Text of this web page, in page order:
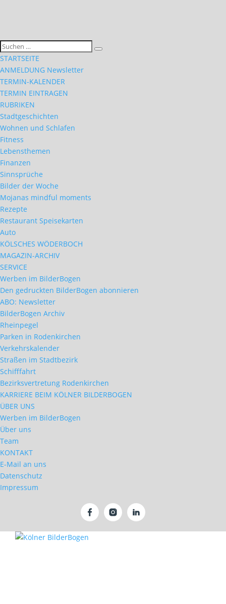
STARTSEITE
ANMELDUNG Newsletter
TERMIN-KALENDER
TERMIN EINTRAGEN
RUBRIKEN
Stadtgeschichten
Wohnen und Schlafen
Fitness
Lebensthemen
Finanzen
Sinnsprüche
Bilder der Woche
Mojanas mindful moments
Rezepte
Restaurant Speisekarten
Auto
KÖLSCHES WÖDERBOCH
MAGAZIN-ARCHIV
SERVICE
Werben im BilderBogen
Den gedruckten BilderBogen abonnieren
ABO: Newsletter
BilderBogen Archiv
Rheinpegel
Parken in Rodenkirchen
Verkehrskalender
Straßen im Stadtbezirk
Schifffahrt
Bezirksvertretung Rodenkirchen
KARRIERE BEIM KÖLNER BILDERBOGEN
ÜBER UNS
Werben im BilderBogen
Über uns
Team
KONTAKT
E-Mail an uns
Datenschutz
Impressum